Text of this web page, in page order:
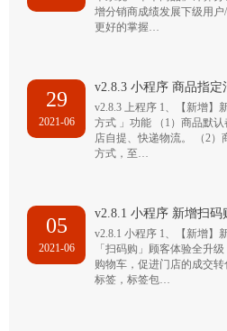
增分销商成绩发展下级用
更好的掌握…
29
2021-06
v2.8.3 小程序 商品指
v2.8.3 上程序 1、【新增】
方式 」功能 （1）商品默
店自提、快递物流。 （2
方式，至…
05
2021-06
v2.8.1 小程序 新增扫
v2.8.1 小程序 1、【新增】
「扫码购」顾客体验全升
购物车，促进门店的成交
标签，标签包…